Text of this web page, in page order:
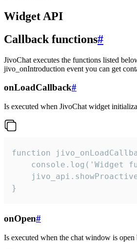
Widget API
Callback functions#
JivoChat executes the functions listed
jivo_onIntroduction event you can get
onLoadCallback#
Is executed when JivoChat widget
function
console.log('Widget
}
onOpen#
Is executed when the chat window is